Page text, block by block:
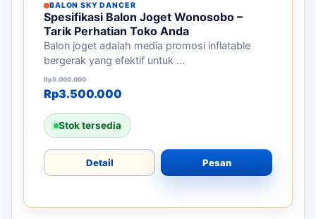
BALON SKY DANCER
Spesifikasi Balon Joget Wonosobo –
Tarik Perhatian Toko Anda
Balon joget adalah media promosi inflatable
bergerak yang efektif untuk ...
Rp5.000.000
Harga aslinya adalah: Rp5.000.000.
Rp3.500.000
Harga saat ini adalah: Rp3.500.000.
Stok tersedia
Detail Pesan